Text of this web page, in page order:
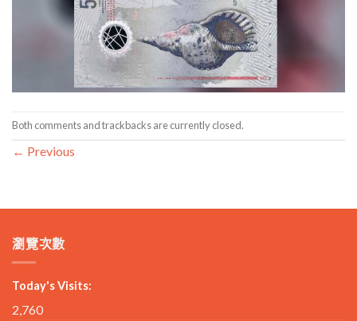
Both comments and trackbacks are currently closed.
← Previous
瀏覽次數
Today's Visits:
2,760